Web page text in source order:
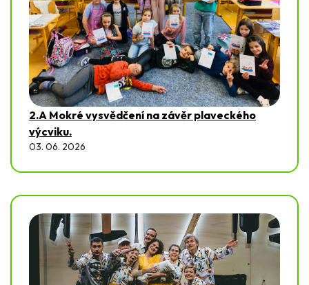
2.A Mokré vysvědčení na závěr plaveckého
výcviku.
03. 06. 2026